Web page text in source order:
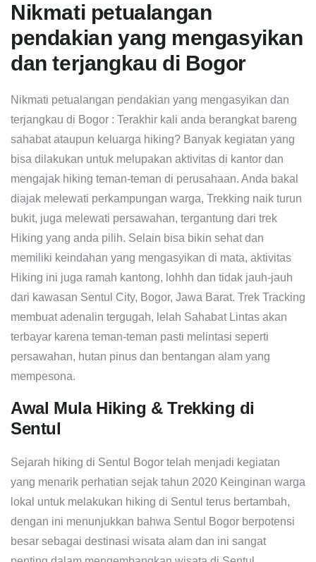
Nikmati petualangan
pendakian yang mengasyikan
dan terjangkau di Bogor
Nikmati petualangan pendakian yang mengasyikan dan
terjangkau di Bogor : Terakhir kali anda berangkat bareng
sahabat ataupun keluarga hiking? Banyak kegiatan yang
bisa dilakukan untuk melupakan aktivitas di kantor dan
mengajak hiking teman-teman di perusahaan. Anda bakal
diajak melewati perkampungan warga, Trekking naik turun
bukit, juga melewati persawahan, tergantung dari trek
Hiking yang anda pilih. Selain bisa bikin sehat dan
memiliki keindahan yang mengasyikan di mata, aktivitas
Hiking ini juga ramah kantong, lohhh dan tidak jauh-jauh
dari kawasan Sentul City, Bogor, Jawa Barat. Trek Tracking
membuat adenalin tergugah, lelah Sahabat Lintas akan
terbayar karena teman-teman pasti melintasi seperti
persawahan, hutan pinus dan bentangan alam yang
mempesona.
Awal Mula Hiking & Trekking di
Sentul
Sejarah hiking di Sentul Bogor telah menjadi kegiatan
yang menarik perhatian sejak tahun 2020 Keinginan warga
lokal untuk melakukan hiking di Sentul terus bertambah,
dengan ini menunjukkan bahwa Sentul Bogor berpotensi
besar sebagai destinasi wisata alam dan ini sangat